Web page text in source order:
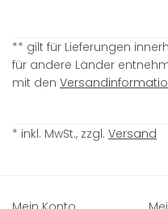
** gilt für Lieferungen
für andere Länder
mit den
* inkl. MwSt., zzgl. Versand